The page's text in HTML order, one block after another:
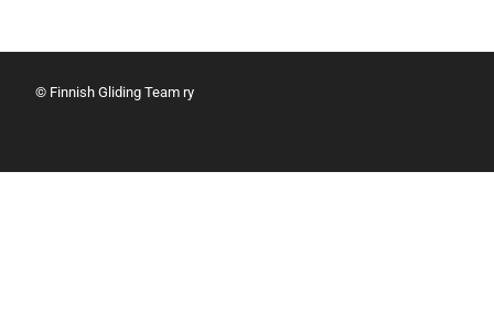
© Finnish Gliding Team ry